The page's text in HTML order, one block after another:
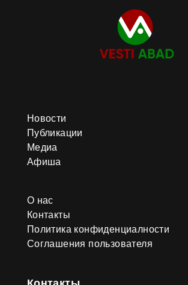
Новости
Публикации
Медиа
Афиша
О нас
Контакты
Политика конфиденциалности
Соглашения пользователя